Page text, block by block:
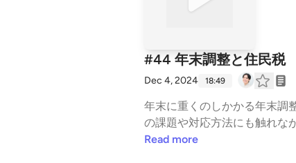
#44 年末調整と住民税
Dec 4, 2024 18:49
年末に重くのしかかる年末調
の課題や対応方法にも触れながら、実務のポイントを
目 ・クラウド会計ソフトを活
Read more